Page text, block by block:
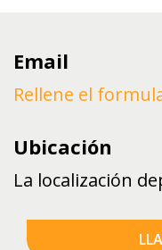
Email
Rellene el
Ubicación
La localización